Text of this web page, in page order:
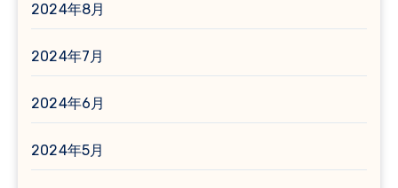
2024年8月
2024年7月
2024年6月
2024年5月